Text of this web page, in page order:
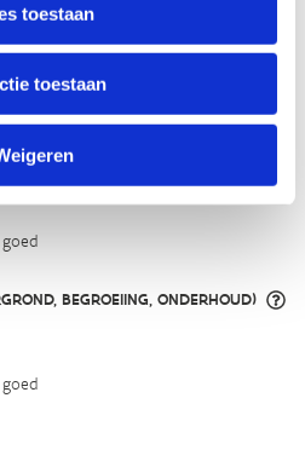
toestaan
toestaan
goed
kan je melden via het
BEGROEIING, ONDERHOUD)
goed